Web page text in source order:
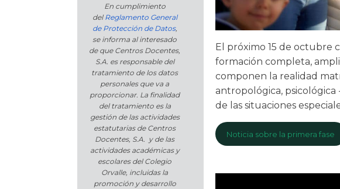
En cumplimiento
delReglamento General
de Protección de Datos,
se informa al interesado
de que Centros Docentes,
S.A. es responsable del
tratamiento de los datos
personales que va a
proporcionar. La finalidad
del tratamiento es la
gestión de las actividades
estatutarias de Centros
Docentes, S.A. y de las
actividades académicas y
escolares del Colegio
Orvalle, incluidas la
promoción y desarrollo
El próximo 15 de octubre
formación completa,
componen la realidad
antropológica, psicológica
de las situaciones
Noticia sobre la primera fase